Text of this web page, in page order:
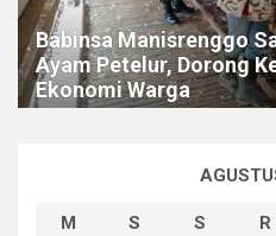
Babinsa Manisrenggo
Ayam Petelur, Dorong
Ekonomi Warga
M S S R